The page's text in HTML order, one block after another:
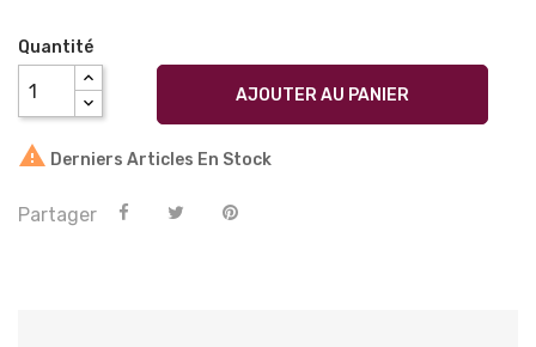
Quantité
AJOUTER AU PANIER
 Derniers Articles En Stock
Partager